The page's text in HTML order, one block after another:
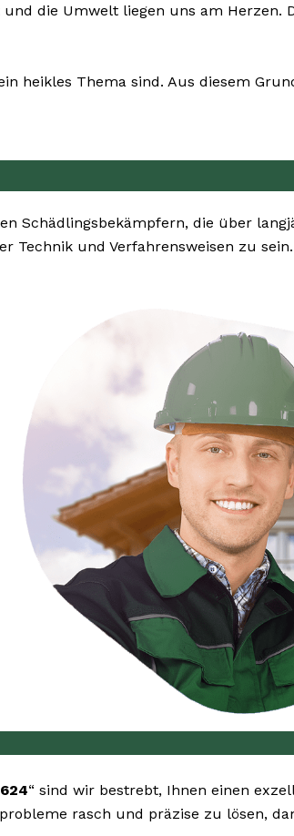
die Umwelt liegen uns am Herzen.
heikles Thema sind. Aus diesem
Schädlingsbekämpfern, die über
Technik und Verfahrensweisen zu
“ sind wir bestrebt, Ihnen einen
rasch und präzise zu lösen,